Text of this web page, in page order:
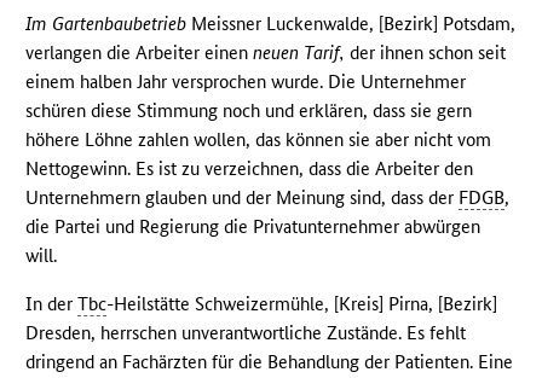
Im Gartenbaubetrieb Meissner Luckenwalde, [Bezirk] Potsdam,
verlangen die Arbeiter einenneuen Tarif, der ihnen schon seit
einem halben Jahr versprochen wurde. Die Unternehmer
schüren diese Stimmung noch und erklären, dass sie gern
höhere Löhne zahlen wollen, das können sie aber nicht vom
Nettogewinn. Es ist zu verzeichnen, dass die Arbeiter den
Unternehmern glauben und der Meinung sind, dass der FDGB,
die Partei und Regierung die Privatunternehmer abwürgen
will.
In derTbc-Heilstätte Schweizermühle, [Kreis] Pirna, [Bezirk]
Dresden, herrschen unverantwortliche Zustände. Es fehlt
dringend an Fachärzten für die Behandlung der Patienten. Eine